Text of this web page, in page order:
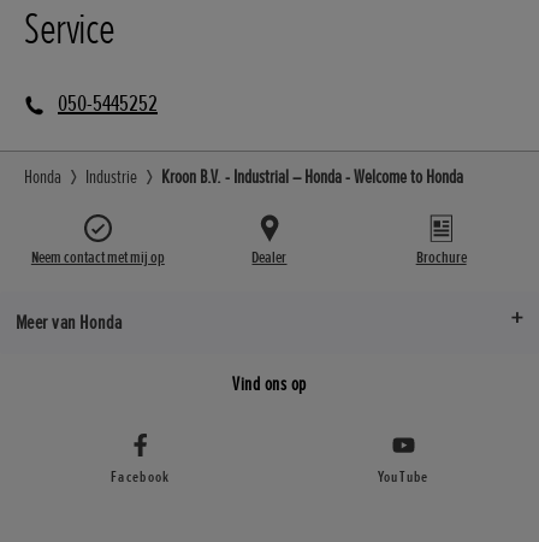
Service
050-5445252
Honda Industrie Kroon B.V. - Industrial – Honda - Welcome to Honda
Neem contact met mij op Dealer Brochure
Meer van Honda
Vind ons op
Facebook YouTube